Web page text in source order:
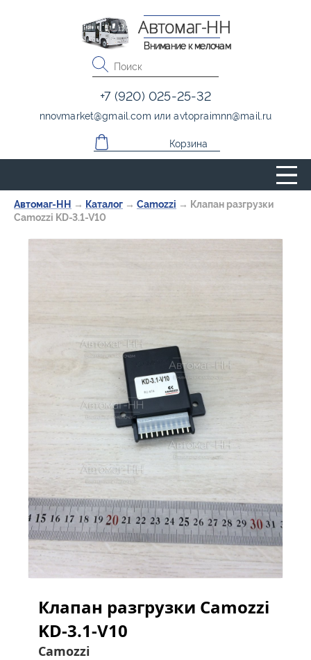
Автомаг-НН → Каталог → Camozzi → Клапан разгрузки
Camozzi KD-3.1-V10
Клапан разгрузки Camozzi
KD-3.1-V10
Camozzi
Автомаг-НН
Внимание к мелочам
+7 (920) 025-25-32
nnovmarket@gmail.com илиavtopraimnn@mail.ru
Корзина